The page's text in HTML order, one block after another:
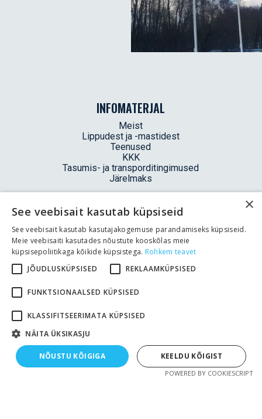
INFOMATERJAL
Meist
Lippudest ja -mastidest
Teenused
KKK
Tasumis- ja transporditingimused
Järelmaks
Teie ostukorv
Kassa
TRANSPORT
TASUMINE
×
See veebisait kasutab küpsiseid
See veebisait kasutab kasutajakogemuse parandamiseks küpsiseid.
Meie veebisaiti kasutades nõustute kooskõlas meie
küpsisepoliitikaga kõikide küpsistega. Rohkem teavet
JÕUDLUSKÜPSISED
REKLAAMKÜPSISED
FUNKTSIONAALSED KÜPSISED
KLASSIFITSEERIMATA KÜPSISED
NÄITA ÜKSIKASJU
NÕUSTU KÕIGIGA KEELDU KÕIGIST
POWERED BY COOKIESCRIPT